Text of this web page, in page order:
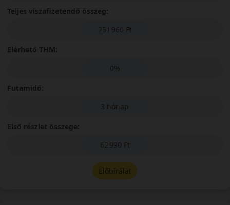
Teljes viszafizetendő összeg:
251 960 Ft
Elérhető THM:
0%
Futamidő:
3 hónap
Első részlet összege:
62 990 Ft
Előbírálat